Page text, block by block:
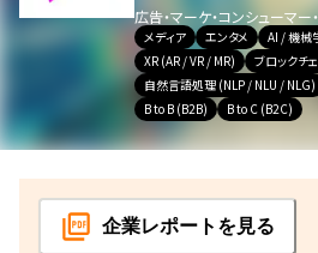
広告・マーケ・コンシューマー
メディア エンタメ AI / 機械
XR (AR / VR / MR)
ブロックチ
自然言語処理 (NLP / NLU / NLG)
B to B (B2B)
B to C (B2C)
企業レポート を見る